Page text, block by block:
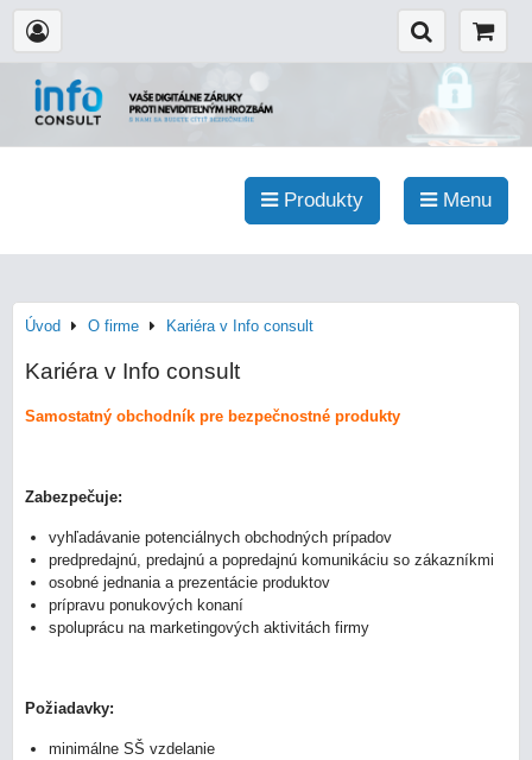
Produkty Menu
Úvod O firme Kariéra v Info consult
Kariéra v Info consult
Samostatný obchodník pre bezpečnostné produkty
Zabezpečuje:
vyhľadávanie potenciálnych obchodných prípadov
predpredajnú, predajnú a popredajnú komunikáciu so zákazníkmi
osobné jednania a prezentácie produktov
prípravu ponukových konaní
spoluprácu na marketingových aktivitách firmy
Požiadavky:
minimálne SŠ vzdelanie